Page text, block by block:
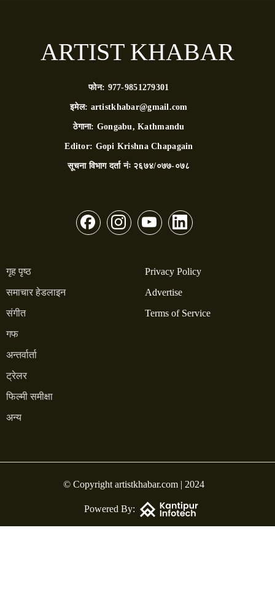
ARTIST KHABAR
फोन: 977-9851279301
इमेल: artistkhabar@gmail.com
ठेगाना: Gongabu, Kathmandu
Editor: Gopi Krishna Chapagain
सूचना विभाग दर्ता नंः २६७४/०७७-०७८
गृह पृष्ठ
समाचार हेडलाइन
संगीत
गफ
अन्तर्वार्ता
ट्रेलर
फिल्मी समीक्षा
अन्य
Privacy Policy
Advertise
Terms of Service
© Copyright artistkhabar.com | 2024
Powered By: